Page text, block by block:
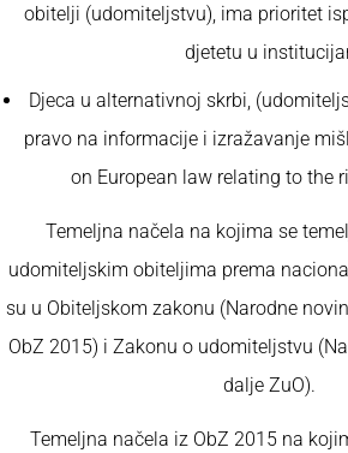
obitelji (udomiteljstvu), ima prioritet
djetetu u
Djeca u alternativnoj skrbi,
pravo na informacije i izražavanje
on European law relating to the
Temeljna načela na kojima se
udomiteljskim obiteljima prema
su u Obiteljskom zakonu (Narodne
ObZ 2015) i Zakonu o udomiteljstvu
dalje ZuO).
Temeljna načela iz ObZ 2015 na